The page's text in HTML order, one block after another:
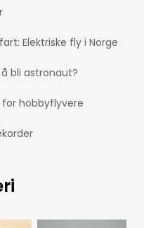
Elektriske fly i Norge
bli astronaut?
hobbyflyvere